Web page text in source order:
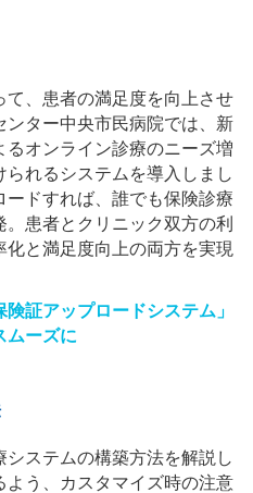
、患者の満足度を向上させ
ター中央市民病院では、新
オンライン診療のニーズ増
れるシステムを導入しまし
ドすれば、誰でも保険診療
患者とクリニック双方の利
と満足度向上の両方を実現
証アップロードシステム」
ムーズに
ステムの構築方法を解説し
よう、カスタマイズ時の注意